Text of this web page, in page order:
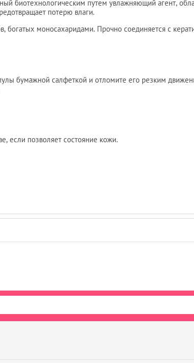
биотехнологическим путем увлажняющий агент,
потерю влаги.
богатых моносахаридами. Прочно соединяется с
бумажной салфеткой и отломите его резким
если позволяет состояние кожи.